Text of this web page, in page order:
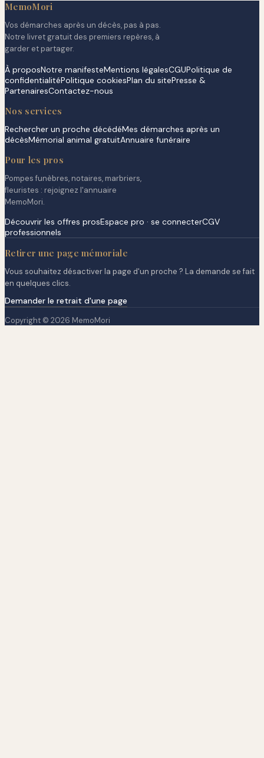
MemoMori
Vos démarches après un décès, pas à pas.
Notre livret gratuit des premiers repères, à
garder et partager.
À proposNotre manifesteMentions légalesCGUPolitique de
confidentialitéPolitique cookiesPlan du sitePresse &
PartenairesContactez-nous
Nos services
Rechercher un proche décédéMes démarches après un
décèsMémorial animal gratuitAnnuaire funéraire
Pour les pros
Pompes funèbres, notaires, marbriers,
fleuristes : rejoignez l'annuaire
MemoMori.
Découvrir les offres prosEspace pro · se connecterCGV
professionnels
Retirer une page mémoriale
Vous souhaitez désactiver la page d'un proche ? La demande se fait
en quelques clics.
Demander le retrait d'une page
Copyright © 2026 MemoMori